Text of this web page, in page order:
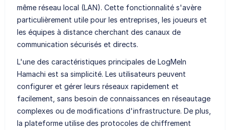
même réseau local (LAN). Cette fonctionnalité s'avère
particulièrement utile pour les entreprises, les joueurs et
les équipes à distance cherchant des canaux de
communication sécurisés et directs.
L'une des caractéristiques principales de LogMeIn
Hamachi est sa simplicité. Les utilisateurs peuvent
configurer et gérer leurs réseaux rapidement et
facilement, sans besoin de connaissances en réseautage
complexes ou de modifications d'infrastructure. De plus,
la plateforme utilise des protocoles de chiffrement